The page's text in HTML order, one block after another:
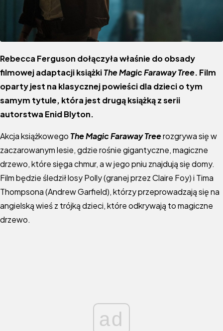
Rebecca Ferguson dołączyła właśnie do obsady
filmowej adaptacji książkiThe Magic Faraway Tree. Film
oparty jest na klasycznej powieści dla dzieci o tym
samym tytule, która jest drugą książką z serii
autorstwa Enid Blyton.
Akcja książkowego The Magic Faraway Treerozgrywa się w
zaczarowanym lesie, gdzie rośnie gigantyczne, magiczne
drzewo, które sięga chmur, a w jego pniu znajdują się domy.
Film będzie śledził losy Polly (granej przez Claire Foy) i Tima
Thompsona (Andrew Garfield), którzy przeprowadzają się na
angielską wieś z trójką dzieci, które odkrywają to magiczne
drzewo.
ad